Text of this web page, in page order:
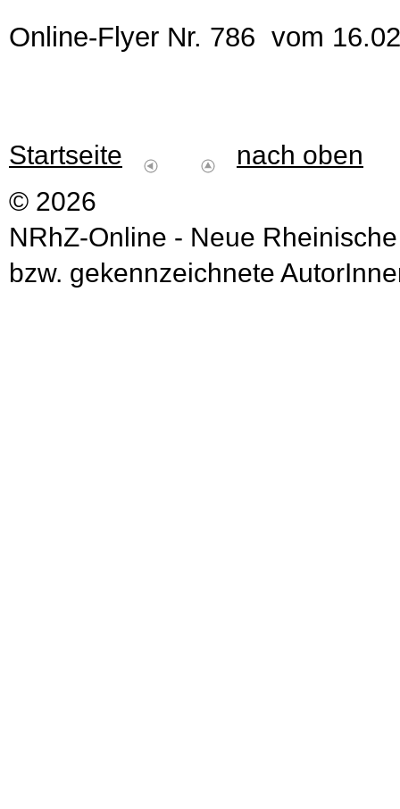
Online-Flyer Nr. 786 vom
Startseite
nach oben
© 2026
NRhZ-Online - Neue
bzw. gekennzeichnete